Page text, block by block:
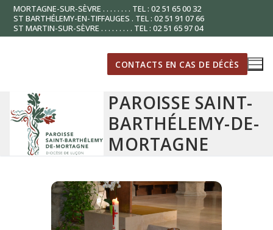
Aller
contenu
MORTAGNE-SUR-SÈVRE . . . . . . . . TEL : 02 51 65 00 32
ST BARTHÉLEMY-EN-TIFFAUGES . TEL : 02 51 91 07 66
ST MARTIN-SUR-SÈVRE . . . . . . . . . TEL : 02 51 65 97 04
CONTACTS EN CAS DE DÉCÈS
PAROISSE SAINT-
BARTHÉLEMY-DE-
MORTAGNE